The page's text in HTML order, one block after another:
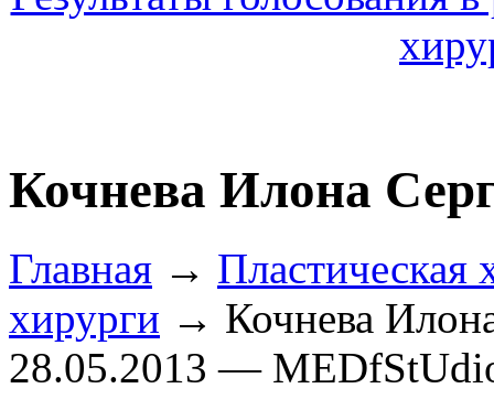
Кочнева Илона
Главная → Пластическая
хирурги → Кочнева
28.05.2013 —